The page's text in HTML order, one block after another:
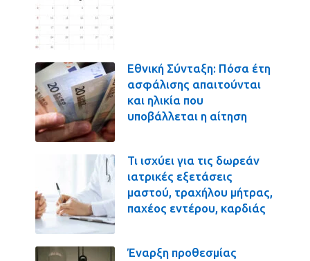
Εθνική Σύνταξη: Πόσα έτη
ασφάλισης απαιτούνται
και ηλικία που
υποβάλλεται η αίτηση
Τι ισχύει για τις δωρεάν
ιατρικές εξετάσεις
μαστού, τραχήλου μήτρας,
παχέος εντέρου, καρδιάς
Έναρξη προθεσμίας